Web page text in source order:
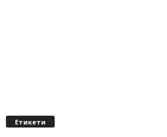
Етикети